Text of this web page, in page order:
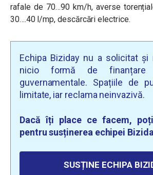
rafale de 70…90 km/h, averse
30….40 l/mp, descărcări electrice.
Echipa Biziday nu a solicitat și
nicio formă de finanțare
guvernamentale. Spațiile de
limitate, iar reclama neinvazivă.
Dacă îți place ce facem,
pentru susținerea echipei
SUSȚINE ECHIPA